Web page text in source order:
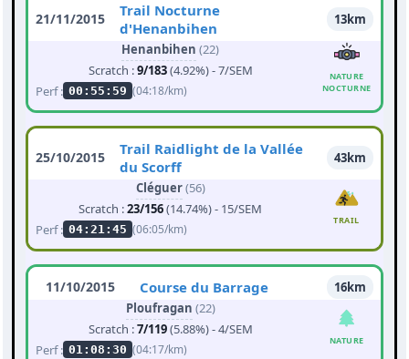
21/11/2015
Trail Nocturne
d'Henanbihen
13km
Henanbihen (22)
Scratch :9/183(4.92%) - 7/SEM
Perf : 00:55:59 (04:18/km)
NATURE
NOCTURNE
25/10/2015
Trail Raidlight de la Vallée
du Scorff
43km
Cléguer(56)
Scratch :23/156(14.74%) - 15/SEM
Perf : 04:21:45 (06:05/km)
TRAIL
11/10/2015 Course du Barrage
16km
Ploufragan (22)
Scratch :7/119(5.88%) - 4/SEM
Perf : 01:08:30 (04:17/km)
NATURE